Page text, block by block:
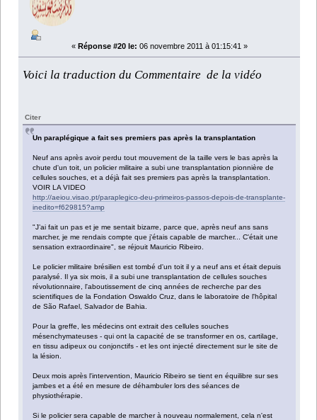
« Réponse #20 le: 06 novembre 2011 à 01:15:41 »
Voici la traduction du Commentaire de la vidéo
Citer
Un paraplégique a fait ses premiers pas après la transplantation
Neuf ans après avoir perdu tout mouvement de la taille vers le bas après la
chute d'un toit, un policier militaire a subi une transplantation pionnière de
cellules souches, et a déjà fait ses premiers pas après la transplantation.
VOIR LA VIDEO
http://aeiou.visao.pt/paraplegico-deu-primeiros-passos-depois-de-transplante-
inedito=f629815?amp
"J’ai fait un pas et je me sentait bizarre, parce que, après neuf ans sans
marcher, je me rendais compte que j'étais capable de marcher... C'était une
sensation extraordinaire", se réjouit Mauricio Ribeiro.
Le policier militaire brésilien est tombé d'un toit il y a neuf ans et était depuis
paralysé. Il ya six mois, il a subi une transplantation de cellules souches
révolutionnaire, l'aboutissement de cinq années de recherche par des
scientifiques de la Fondation Oswaldo Cruz, dans le laboratoire de l'hôpital
de São Rafael, Salvador de Bahia.
Pour la greffe, les médecins ont extrait des cellules souches
mésenchymateuses - qui ont la capacité de se transformer en os, cartilage,
en tissu adipeux ou conjonctifs - et les ont injecté directement sur le site de
la lésion.
Deux mois après l'intervention, Mauricio Ribeiro se tient en équilibre sur ses
jambes et a été en mesure de déhambuler lors des séances de
physiothérapie.
Si le policier sera capable de marcher à nouveau normalement, cela n'est